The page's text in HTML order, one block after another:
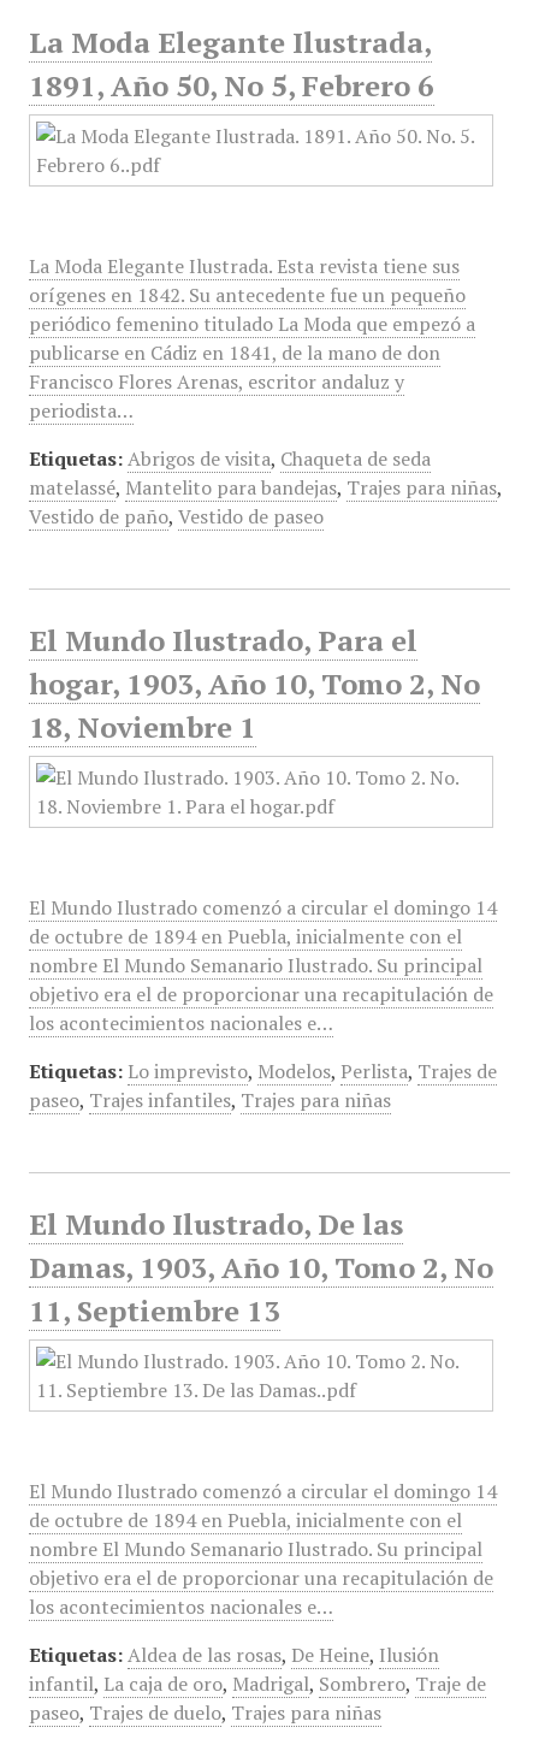
La Moda Elegante Ilustrada,
1891, Año 50, No 5, Febrero 6
La Moda Elegante Ilustrada. Esta revista tiene sus
orígenes en 1842. Su antecedente fue un pequeño
periódico femenino titulado La Moda que empezó a
publicarse en Cádiz en 1841, de la mano de don
Francisco Flores Arenas, escritor andaluz y
periodista…
Etiquetas: Abrigos de visita, Chaqueta de seda
matelassé, Mantelito para bandejas, Trajes para niñas,
Vestido de paño, Vestido de paseo
El Mundo Ilustrado, Para el
hogar, 1903, Año 10, Tomo 2, No
18, Noviembre 1
El Mundo Ilustrado comenzó a circular el domingo 14
de octubre de 1894 en Puebla, inicialmente con el
nombre El Mundo Semanario Ilustrado. Su principal
objetivo era el de proporcionar una recapitulación de
los acontecimientos nacionales e…
Etiquetas: Lo imprevisto, Modelos, Perlista, Trajes de
paseo, Trajes infantiles, Trajes para niñas
El Mundo Ilustrado, De las
Damas, 1903, Año 10, Tomo 2, No
11, Septiembre 13
El Mundo Ilustrado comenzó a circular el domingo 14
de octubre de 1894 en Puebla, inicialmente con el
nombre El Mundo Semanario Ilustrado. Su principal
objetivo era el de proporcionar una recapitulación de
los acontecimientos nacionales e…
Etiquetas: Aldea de las rosas, De Heine, Ilusión
infantil, La caja de oro, Madrigal, Sombrero, Traje de
paseo, Trajes de duelo, Trajes para niñas